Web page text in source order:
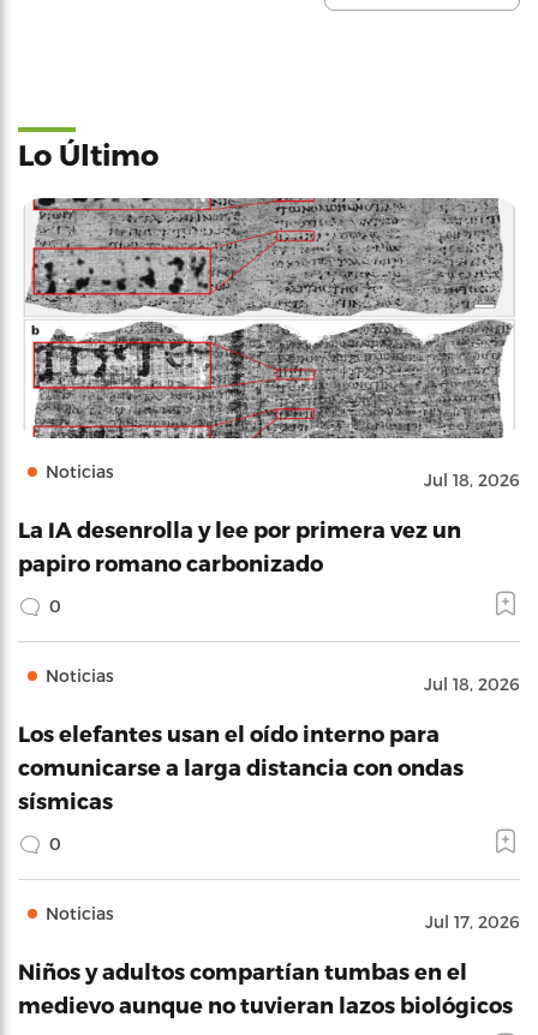
Lo Último
Noticias Jul 18, 2026
La IA desenrolla y lee por primera vez un
papiro romano carbonizado
0
Noticias Jul 18, 2026
Los elefantes usan el oído interno para
comunicarse a larga distancia con ondas
sísmicas
0
Noticias Jul 17, 2026
Niños y adultos compartían tumbas en el
medievo aunque no tuvieran lazos biológicos